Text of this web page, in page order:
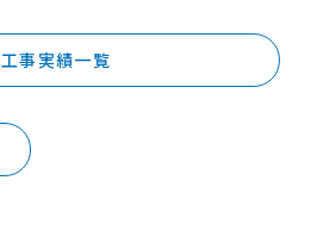
工事実績一覧